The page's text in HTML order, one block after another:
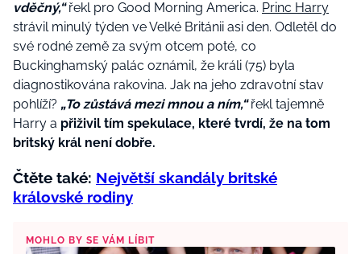
vděčný,“řekl pro Good Morning America. Princ Harry
strávil minulý týden ve Velké Británii asi den. Odletěl do
své rodné země za svým otcem poté, co
Buckinghamský palác oznámil, že králi (75) byla
diagnostikována rakovina. Jak na jeho zdravotní stav
pohlíží? „To zůstává mezi mnou a ním,“řekl tajemně
Harry a přiživil tím spekulace, které tvrdí, že na tom
britský král není dobře.
Čtěte také: Největší skandály britské
královské rodiny
MOHLO BY SE VÁM LÍBIT